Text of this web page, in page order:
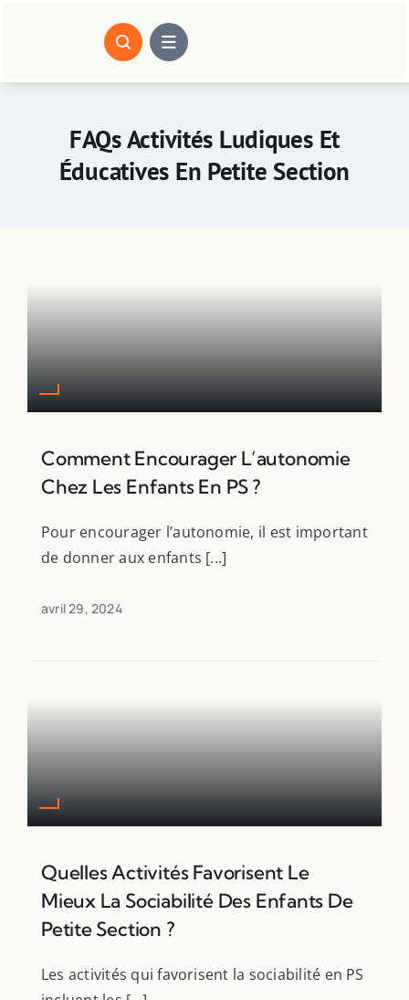
FAQs Activités Ludiques Et
Éducatives En Petite Section
Comment Encourager L’autonomie
Chez Les Enfants En PS ?
Pour encourager l’autonomie, il est important
de donner aux enfants [...]
avril 29, 2024
Quelles Activités Favorisent Le
Mieux La Sociabilité Des Enfants De
Petite Section ?
Les activités qui favorisent la sociabilité en PS